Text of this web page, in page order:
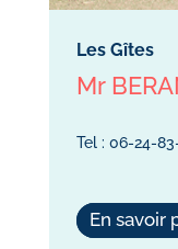
Les Gîtes
Mr
Tel : 06-24-
En savoir